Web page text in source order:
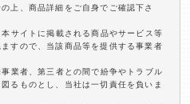
上、商品詳細をご自身でご確認下さ
サイトに掲載される商品やサービス等
すので、当該商品等を提供する事業者
業者、第三者との間で紛争やトラブル
るものとし、当社は一切責任を負いま